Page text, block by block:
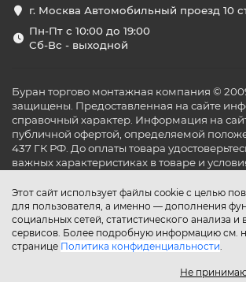
Этот сайт использует файлы cookie с целью
для пользователя, а именно — дополнения
социальных сетей, статистического анализа
сервисов. Более подробную информацию см.
странице Политика конфиденциальности.
Не
г. Москва Автомобильный проезд 10
Пн-Пт с 10:00 до 19:00
Сб-Вс - выходной
Буран торгово монтажная компания ©
защищены. Предоставленная на сайте
справочный характер. Информация на
публичной офертой, определяемой
437 ГК РФ. До оплаты товара
важных характеристиках в товаре и